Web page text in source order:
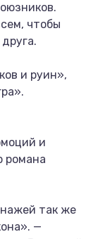
чтобы
и руин»,
и
романа
так же
—